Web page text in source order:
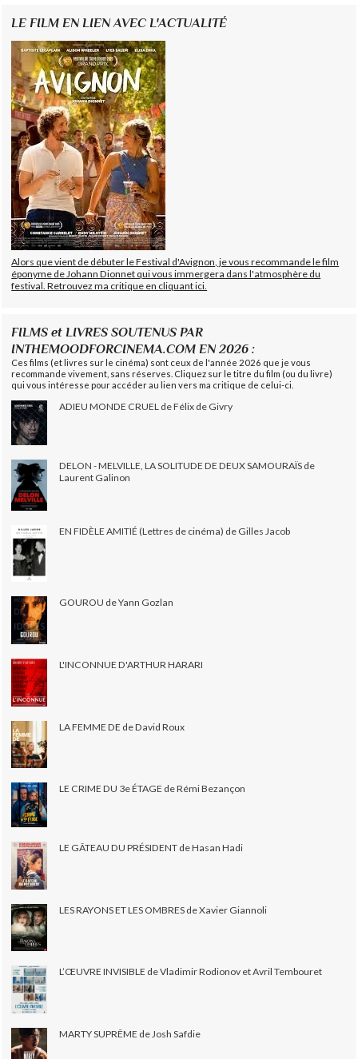
LE FILM EN LIEN AVEC L'ACTUALITÉ
Alors que vient de débuter le Festival d'Avignon, je vous recommande le film
éponyme de Johann Dionnet qui vous immergera dans l'atmosphère du
festival. Retrouvez ma critique en cliquant ici.
FILMS et LIVRES SOUTENUS PAR
INTHEMOODFORCINEMA.COM EN 2026 :
Ces films (et livres sur le cinéma) sont ceux de l'année 2026 que je vous
recommande vivement, sans réserves. Cliquez sur le titre du film (ou du livre)
qui vous intéresse pour accéder au lien vers ma critique de celui-ci.
ADIEU MONDE CRUEL de Félix de Givry
DELON - MELVILLE, LA SOLITUDE DE DEUX SAMOURAÏS de
Laurent Galinon
EN FIDÈLE AMITIÉ (Lettres de cinéma) de Gilles Jacob
GOUROU de Yann Gozlan
L'INCONNUE D'ARTHUR HARARI
LA FEMME DE de David Roux
LE CRIME DU 3e ÉTAGE de Rémi Bezançon
LE GÂTEAU DU PRÉSIDENT de Hasan Hadi
LES RAYONS ET LES OMBRES de Xavier Giannoli
L’ŒUVRE INVISIBLE de Vladimir Rodionov et Avril Tembouret
MARTY SUPRÊME de Josh Safdie